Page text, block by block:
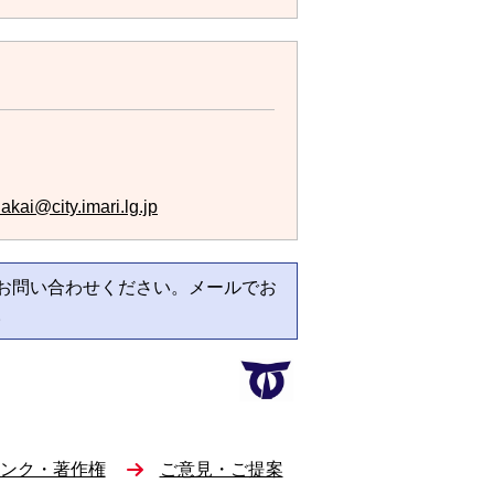
問い合わせください。メールでお
ク・著作権 ご意見・ご提案